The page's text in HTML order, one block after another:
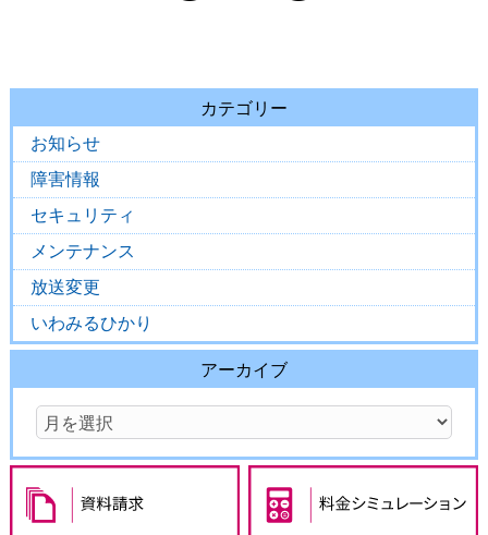
カテゴリー
お知らせ
障害情報
セキュリティ
メンテナンス
放送変更
いわみるひかり
アーカイブ